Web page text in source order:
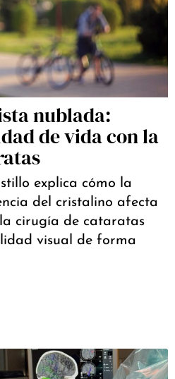
nublada:
de vida con la
explica cómo la
del cristalino afecta
cirugía de cataratas
visual de forma